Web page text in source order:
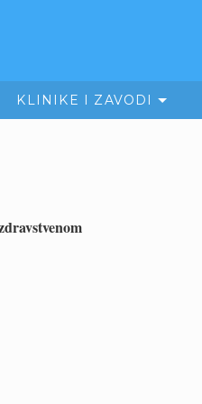
KLINIKE I ZAVODI